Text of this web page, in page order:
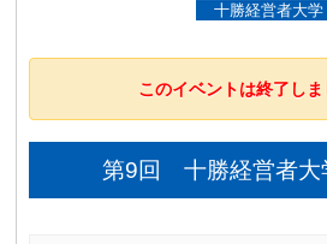
十勝経営者大学
このイベントは終了しま
第9回 十勝経営者大